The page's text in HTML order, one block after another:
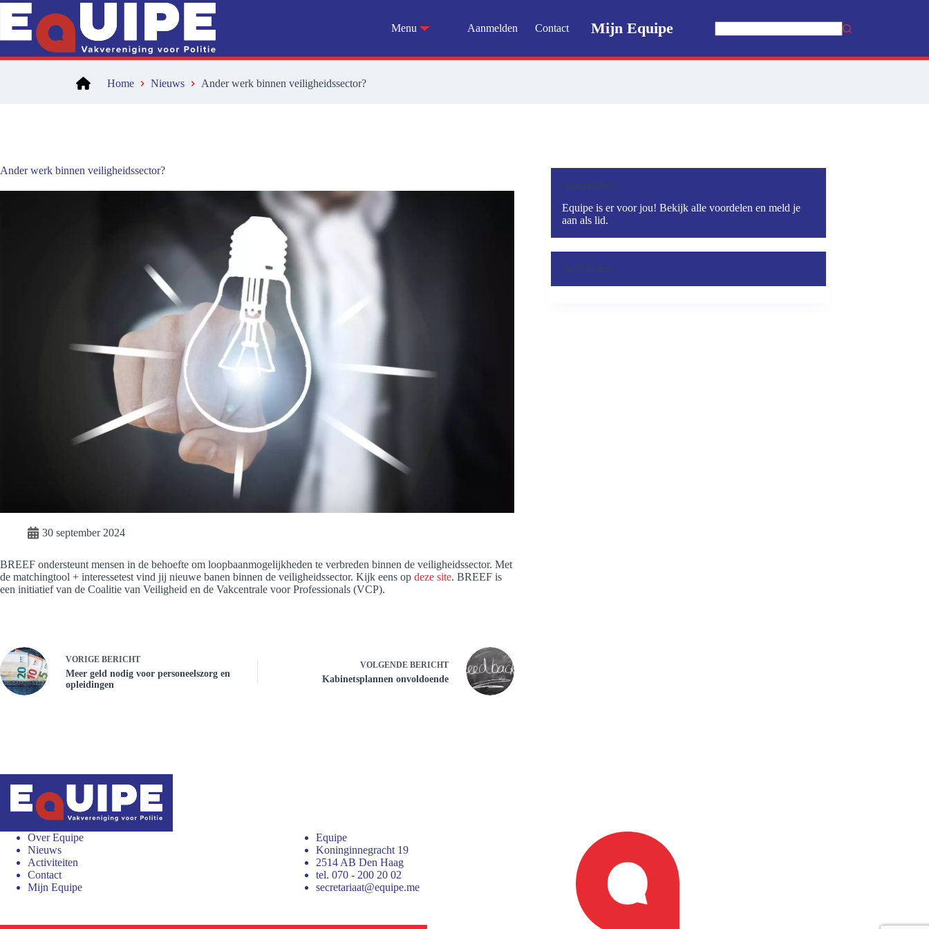
Ga
naar
inhoud
Menu Aanmelden Contact Mijn Equipe
Home Nieuws Ander werk binnen veiligheidssector?
Ander werk binnen veiligheidssector?
30 september 2024
BREEF ondersteunt mensen in de behoefte om loopbaanmogelijkheden te verbreden binnen de veiligheidssector. Met
de matchingtool + interessetest vind jij nieuwe banen binnen de veiligheidssector. Kijk eens op deze site. BREEF is
een initiatief van de Coalitie van Veiligheid en de Vakcentrale voor Professionals (VCP).
VORIGE BERICHT
Meer geld nodig voor personeelszorg en
opleidingen
VOLGENDE BERICHT
Kabinetsplannen onvoldoende
Aanmelden?
Equipe is er voor jou! Bekijk alle voordelen en meld je
aan als lid.
Activiteiten
Over Equipe
Nieuws
Activiteiten
Contact
Mijn Equipe
Equipe
Koninginnegracht 19
2514 AB Den Haag
tel. 070 - 200 20 02
secretariaat@equipe.me